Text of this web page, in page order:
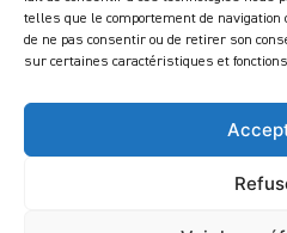
telles que le comportement de
de ne pas consentir ou de retirer son
sur certaines caractéristiques et
Newsletter :